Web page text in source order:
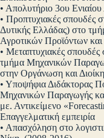
• Απολυτήριο 3ου
• Προπτυχιακές σπουδές
Δυτικής Ελλάδας) στο
Αγροτικών Προϊόντων
• Μεταπτυχιακές
τμήμα Μηχανικών
στην Οργάνωση και
• Υποψήφια Διδάκτορας
Μηχανικών Παραγωγής
με. Αντικείμενο
Επαγγελματική εμπειρία
• Απασχόληση στο